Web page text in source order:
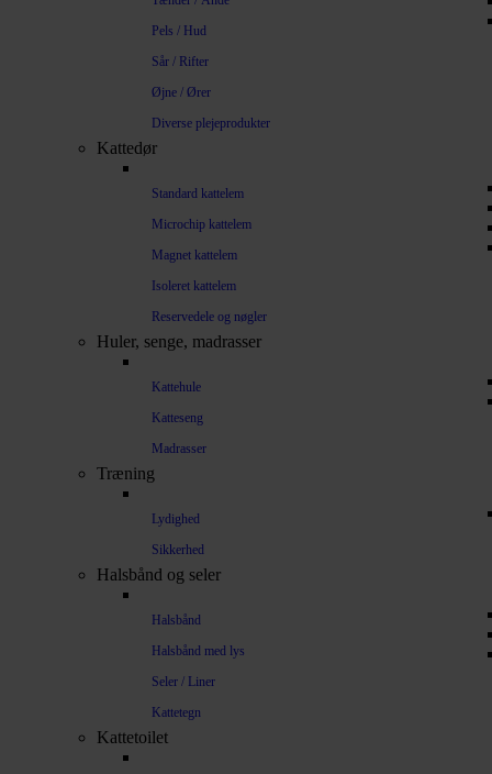
Pels / Hud
Sår / Rifter
Øjne / Ører
Diverse plejeprodukter
Kattedør
Standard kattelem
Microchip kattelem
Magnet kattelem
Isoleret kattelem
Reservedele og nøgler
Huler, senge, madrasser
Kattehule
Katteseng
Madrasser
Træning
Lydighed
Sikkerhed
Halsbånd og seler
Halsbånd
Halsbånd med lys
Seler / Liner
Kattetegn
Kattetoilet